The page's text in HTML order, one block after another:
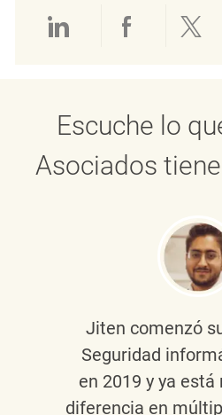
Compartir a
Escuche lo
Asociados
Jiten comenzó
Seguridad
en 2019 y ya
diferencia en